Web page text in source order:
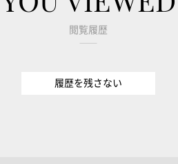
閲覧履歴
履歴を残さない